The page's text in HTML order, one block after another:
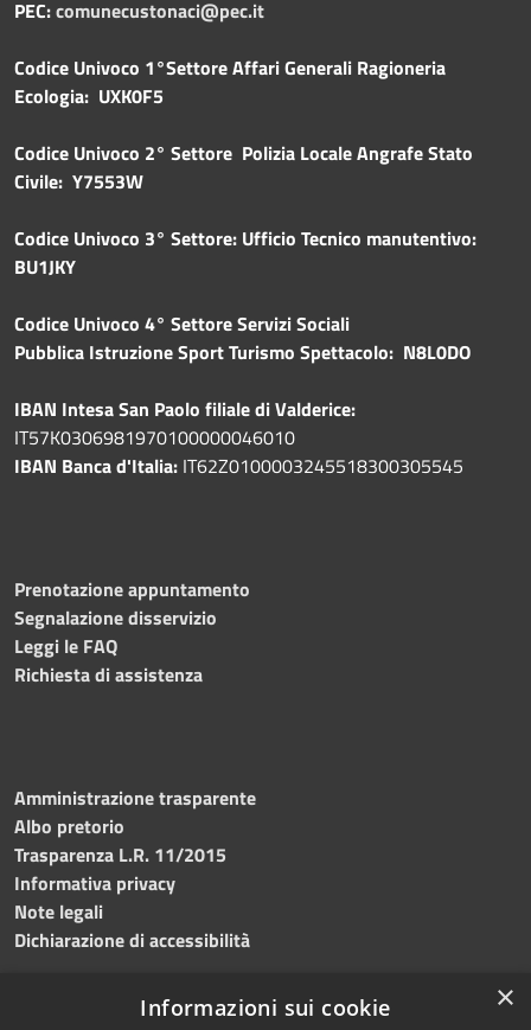
PEC:comunecustonaci@pec.it
Codice Univoco 1°Settore Affari Generali Ragioneria
Ecologia: UXK0F5
Codice Univoco 2° Settore Polizia Locale Angrafe Stato
Civile: Y7553W
Codice Univoco 3° Settore: Ufficio Tecnico manutentivo:
BU1JKY
Codice Univoco 4° Settore Servizi Sociali
Pubblica Istruzione Sport Turismo Spettacolo: N8L0DO
IBAN Intesa San Paolo filiale di Valderice:
IT57K0306981970100000046010
IBAN Banca d'Italia: IT62Z0100003245518300305545
Prenotazione appuntamento
Segnalazione disservizio
Leggi le FAQ
Richiesta di assistenza
Amministrazione trasparente
Albo pretorio
Trasparenza L.R. 11/2015
Informativa privacy
Note legali
Dichiarazione di accessibilità
×
Informazioni sui cookie